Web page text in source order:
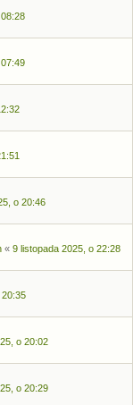
o 20:46
« 9 listopada 2025, o 22:28
o 20:02
o 20:29